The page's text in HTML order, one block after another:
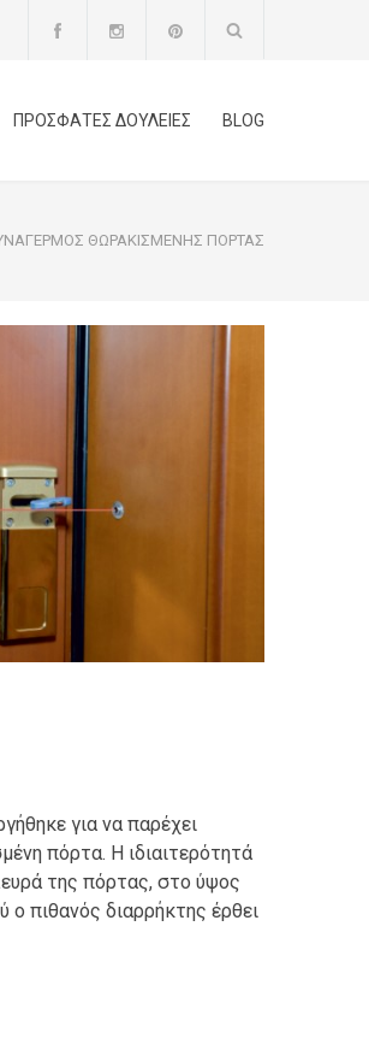
ΠΡΟΣΦΑΤΕΣ ΔΟΥΛΕΙΕΣ BLOG
ΘΩΡΑΚΙΣΜΕΝΗΣ ΠΟΡΤΑΣ
για να παρέχει
πόρτα. Η ιδιαιτερότητά
της πόρτας, στο ύψος
ο πιθανός διαρρήκτης έρθει